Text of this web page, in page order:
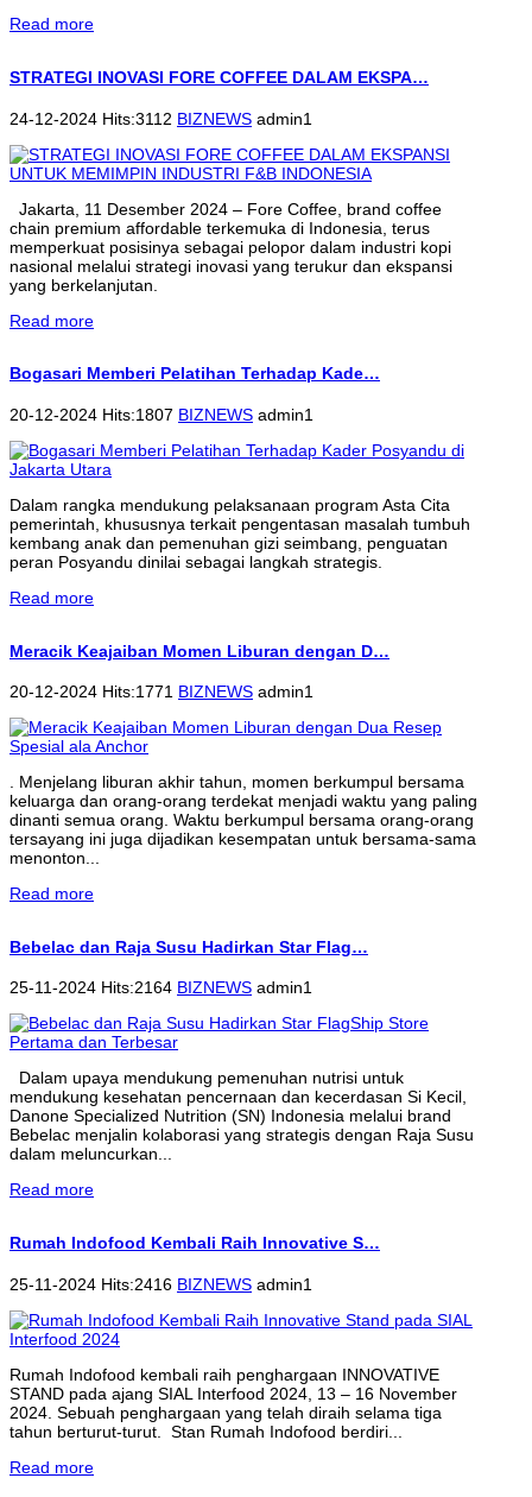
Read more
STRATEGI INOVASI FORE COFFEE DALAM EKSPA…
24-12-2024 Hits:3112 BIZNEWS admin1
Jakarta, 11 Desember 2024 – Fore Coffee, brand coffee
chain premium affordable terkemuka di Indonesia, terus
memperkuat posisinya sebagai pelopor dalam industri kopi
nasional melalui strategi inovasi yang terukur dan ekspansi
yang berkelanjutan.
Read more
Bogasari Memberi Pelatihan Terhadap Kade…
20-12-2024 Hits:1807 BIZNEWS admin1
Dalam rangka mendukung pelaksanaan program Asta Cita
pemerintah, khususnya terkait pengentasan masalah tumbuh
kembang anak dan pemenuhan gizi seimbang, penguatan
peran Posyandu dinilai sebagai langkah strategis.
Read more
Meracik Keajaiban Momen Liburan dengan D…
20-12-2024 Hits:1771 BIZNEWS admin1
. Menjelang liburan akhir tahun, momen berkumpul bersama
keluarga dan orang-orang terdekat menjadi waktu yang paling
dinanti semua orang. Waktu berkumpul bersama orang-orang
tersayang ini juga dijadikan kesempatan untuk bersama-sama
menonton...
Read more
Bebelac dan Raja Susu Hadirkan Star Flag…
25-11-2024 Hits:2164 BIZNEWS admin1
Dalam upaya mendukung pemenuhan nutrisi untuk
mendukung kesehatan pencernaan dan kecerdasan Si Kecil,
Danone Specialized Nutrition (SN) Indonesia melalui brand
Bebelac menjalin kolaborasi yang strategis dengan Raja Susu
dalam meluncurkan...
Read more
Rumah Indofood Kembali Raih Innovative S…
25-11-2024 Hits:2416 BIZNEWS admin1
Rumah Indofood kembali raih penghargaan INNOVATIVE
STAND pada ajang SIAL Interfood 2024, 13 – 16 November
2024. Sebuah penghargaan yang telah diraih selama tiga
tahun berturut-turut. Stan Rumah Indofood berdiri...
Read more